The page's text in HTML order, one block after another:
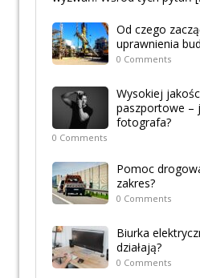
Od czego
uprawnienia
0 Comments
Wysokiej
paszportowe –
fotografa?
0 Comments
Pomoc
zakres?
0 Comments
Biurka
działają?
0 Comments